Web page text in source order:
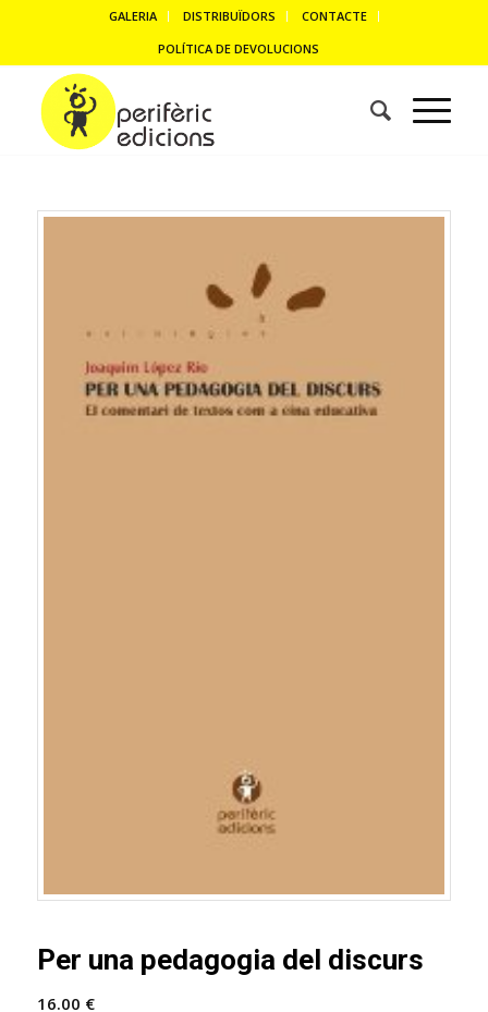
GALERIA DISTRIBUÏDORS
CONTACTE
POLÍTICA DE DEVOLUCIONS
Per una pedagogia del discurs
16.00 €